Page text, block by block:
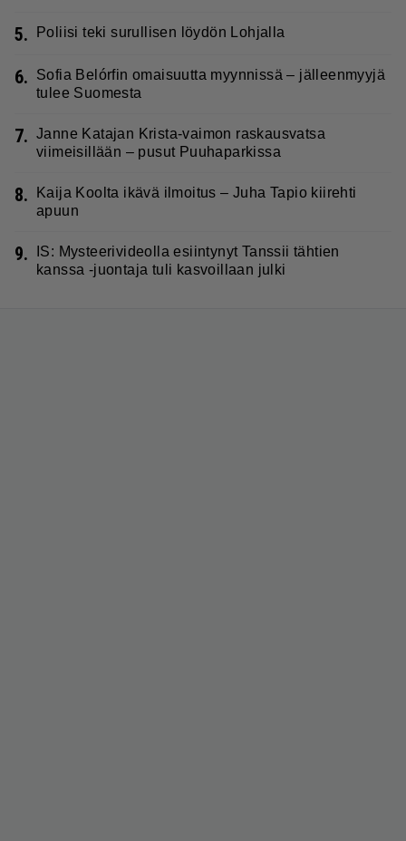
5. Poliisi teki surullisen löydön Lohjalla
6.
Sofia Belórfin omaisuutta myynnissä – jälleenmyyjä
tulee Suomesta
7. Janne Katajan Krista-vaimon raskausvatsa
viimeisillään – pusut Puuhaparkissa
8.
Kaija Koolta ikävä ilmoitus – Juha Tapio kiirehti
apuun
9.
IS: Mysteerivideolla esiintynyt Tanssii tähtien
kanssa -juontaja tuli kasvoillaan julki